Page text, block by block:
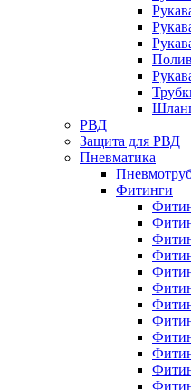
РВД
Защита для РВД
Пневматика
Фитинги